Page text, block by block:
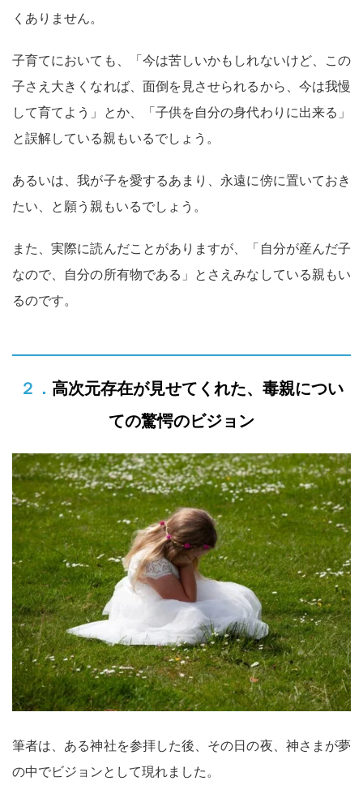
くありません。
子育てにおいても、「今は苦しいかもしれないけど、この
子さえ大きくなれば、面倒を見させられるから、今は我慢
して育てよう」とか、「子供を自分の身代わりに出来る」
と誤解している親もいるでしょう。
あるいは、我が子を愛するあまり、永遠に傍に置いておき
たい、と願う親もいるでしょう。
また、実際に読んだことがありますが、「自分が産んだ子
なので、自分の所有物である」とさえみなしている親もい
るのです。
２．高次元存在が見せてくれた、毒親につい
ての驚愕のビジョン
筆者は、ある神社を参拝した後、その日の夜、神さまが夢
の中でビジョンとして現れました。